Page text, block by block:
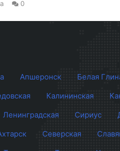
0
Апшеронск Белая
Калининская
Ленинградская
Сириус
Северская